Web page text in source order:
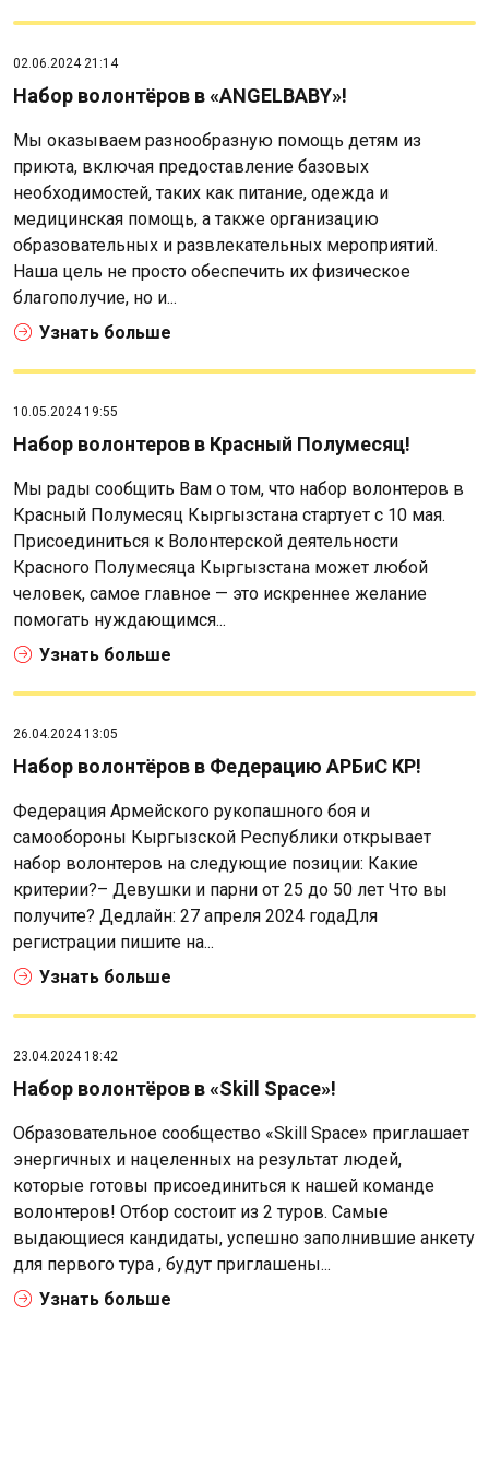
02.06.2024 21:14
Набор волонтёров в «ANGELBABY»!
Мы оказываем разнообразную помощь детям из
приюта, включая предоставление базовых
необходимостей, таких как питание, одежда и
медицинская помощь, а также организацию
образовательных и развлекательных мероприятий.
Наша цель не просто обеспечить их физическое
благополучие, но и...
Узнать больше
10.05.2024 19:55
Набор волонтеров в Красный Полумесяц!
Мы рады сообщить Вам о том, что набор волонтеров в
Красный Полумесяц Кыргызстана стартует с 10 мая.
Присоединиться к Волонтерской деятельности
Красного Полумесяца Кыргызстана может любой
человек, самое главное — это искреннее желание
помогать нуждающимся...
Узнать больше
26.04.2024 13:05
Набор волонтёров в Федерацию АРБиС КР!
Федерация Армейского рукопашного боя и
самообороны Кыргызской Республики открывает
набор волонтеров на следующие позиции: Какие
критерии?– Девушки и парни от 25 до 50 лет Что вы
получите? Дедлайн: 27 апреля 2024 годаДля
регистрации пишите на...
Узнать больше
23.04.2024 18:42
Набор волонтёров в «Skill Space»!
Образовательное сообщество «Skill Space» приглашает
энергичных и нацеленных на результат людей,
которые готовы присоединиться к нашей команде
волонтеров! Отбор состоит из 2 туров. Самые
выдающиеся кандидаты, успешно заполнившие анкету
для первого тура , будут приглашены...
Узнать больше